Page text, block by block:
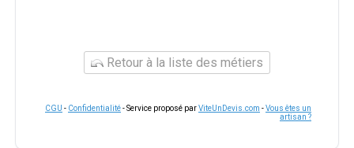
Retour à la liste des métiers
CGU - Confidentialité- Service proposé parViteUnDevis.com -Vous êtes un
artisan ?